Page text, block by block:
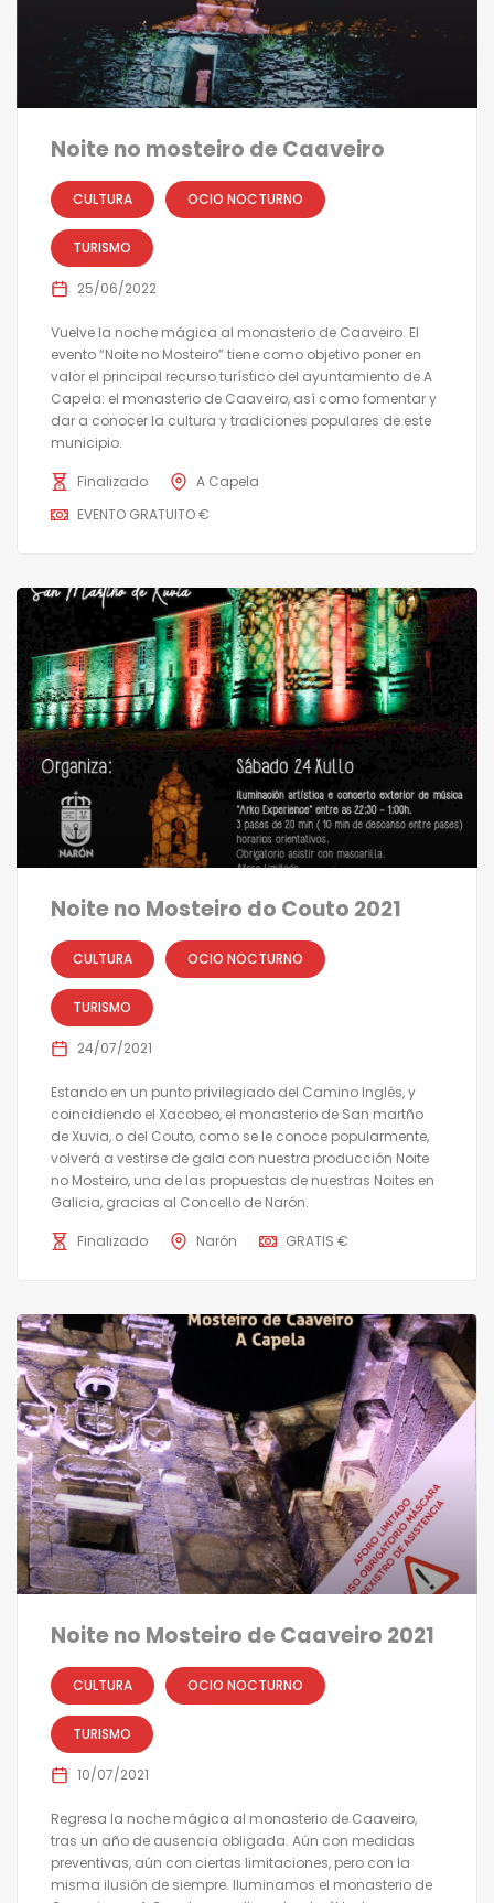
Noite no mosteiro de Caaveiro
CULTURA OCIO NOCTURNO
TURISMO
25/06/2022
Vuelve la noche mágica al monasterio de Caaveiro. El
evento “Noite no Mosteiro” tiene como objetivo poner en
valor el principal recurso turístico del ayuntamiento de A
Capela: el monasterio de Caaveiro, así como fomentar y
dar a conocer la cultura y tradiciones populares de este
municipio.
Finalizado
A Capela
EVENTO GRATUITO €
Noite no Mosteiro do Couto 2021
CULTURA OCIO NOCTURNO
TURISMO
24/07/2021
Estando en un punto privilegiado del Camino Inglés, y
coincidiendo el Xacobeo, el monasterio de San martño
de Xuvia, o del Couto, como se le conoce popularmente,
volverá a vestirse de gala con nuestra producción Noite
no Mosteiro, una de las propuestas de nuestras Noites en
Galicia, gracias al Concello de Narón.
Finalizado Narón GRATIS €
Noite no Mosteiro de Caaveiro 2021
CULTURA OCIO NOCTURNO
TURISMO
10/07/2021
Regresa la noche mágica al monasterio de Caaveiro,
tras un año de ausencia obligada. Aún con medidas
preventivas, aún con ciertas limitaciones, pero con la
misma ilusión de siempre. Iluminamos el monasterio de